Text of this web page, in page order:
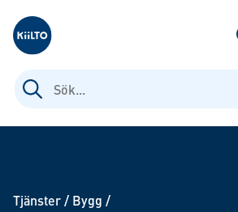
Kiilto Sweden
Sök
efter:
Tjänster/ Bygg /